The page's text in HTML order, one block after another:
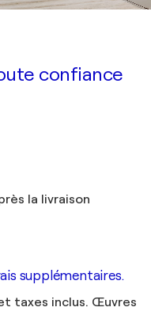
confiance
la livraison
supplémentaires.
taxes inclus. Œuvres